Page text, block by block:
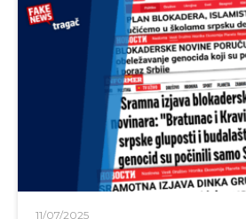
11/07/2025